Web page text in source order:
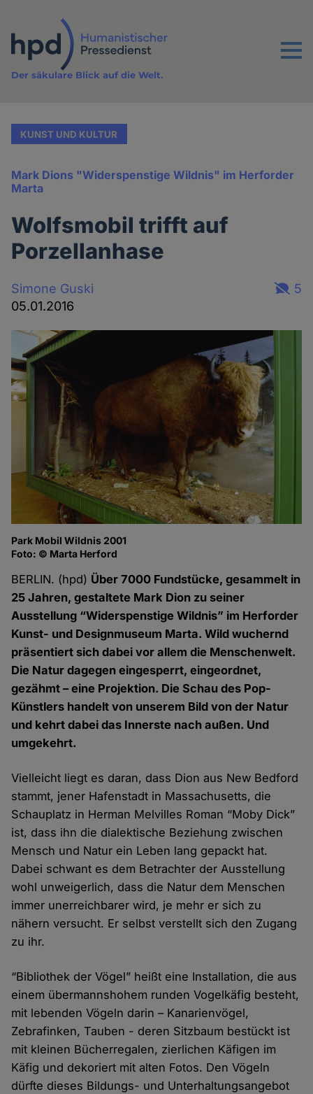
Inhalt
Menu
Der säkulare Blick auf die Welt.
KUNST UND KULTUR
Mark Dions "Widerspenstige Wildnis" im Herforder
Marta
Wolfsmobil trifft auf
Porzellanhase
Simone Guski
05.01.2016
5
Park Mobil Wildnis 2001
Foto: © Marta Herford
BERLIN. (hpd) Über 7000 Fundstücke, gesammelt in
25 Jahren, gestaltete Mark Dion zu seiner
Ausstellung “Widerspenstige Wildnis” im Herforder
Kunst- und Designmuseum Marta. Wild wuchernd
präsentiert sich dabei vor allem die Menschenwelt.
Die Natur dagegen eingesperrt, eingeordnet,
gezähmt – eine Projektion. Die Schau des Pop-
Künstlers handelt von unserem Bild von der Natur
und kehrt dabei das Innerste nach außen. Und
umgekehrt.
Vielleicht liegt es daran, dass Dion aus New Bedford
stammt, jener Hafenstadt in Massachusetts, die
Schauplatz in Herman Melvilles Roman “Moby Dick”
ist, dass ihn die dialektische Beziehung zwischen
Mensch und Natur ein Leben lang gepackt hat.
Dabei schwant es dem Betrachter der Ausstellung
wohl unweigerlich, dass die Natur dem Menschen
immer unerreichbarer wird, je mehr er sich zu
nähern versucht. Er selbst verstellt sich den Zugang
zu ihr.
“Bibliothek der Vögel” heißt eine Installation, die aus
einem übermannshohem runden Vogelkäfig besteht,
mit lebenden Vögeln darin – Kanarienvögel,
Zebrafinken, Tauben - deren Sitzbaum bestückt ist
mit kleinen Bücherregalen, zierlichen Käfigen im
Käfig und dekoriert mit alten Fotos. Den Vögeln
dürfte dieses Bildungs- und Unterhaltungsangebot